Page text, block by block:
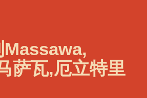
Massawa,
萨瓦,厄立特里